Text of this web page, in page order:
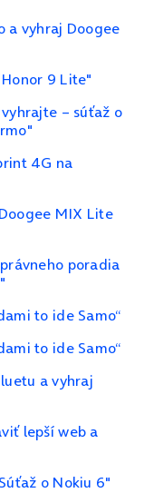
a vyhraj Doogee
9 Lite"
– súťaž o
4G na
MIX Lite
poradia
to ide Samo“
to ide Samo“
a vyhraj
lepší web a
o Nokiu 6"